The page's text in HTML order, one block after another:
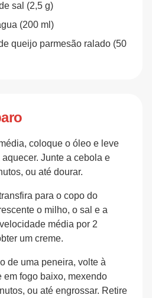
sal (2,5 g)
(200 ml)
queijo parmesão ralado (50
coloque o óleo e leve
Junte a cebola e
ou até dourar.
para o copo do
o milho, o sal e a
média por 2
um creme.
de uma peneira, volte à
em fogo baixo, mexendo
ou até engrossar. Retire